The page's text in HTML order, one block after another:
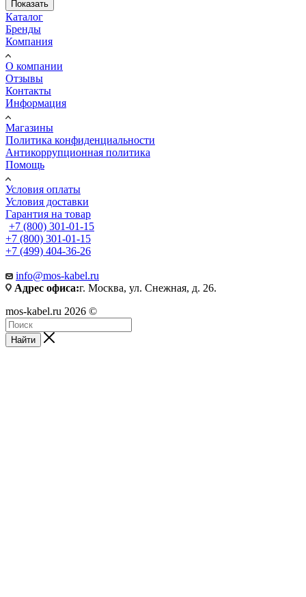
Показать
Каталог
Бренды
Компания
О компании
Отзывы
Контакты
Информация
Магазины
Политика конфиденциальности
Антикоррупционная политика
Помощь
Условия оплаты
Условия доставки
Гарантия на товар
+7 (800) 301-01-15
+7 (800) 301-01-15
+7 (499) 404-36-26
info@mos-kabel.ru
Адрес офиса:г. Москва, ул. Снежная, д. 26.
mos-kabel.ru 2026 ©
Найти